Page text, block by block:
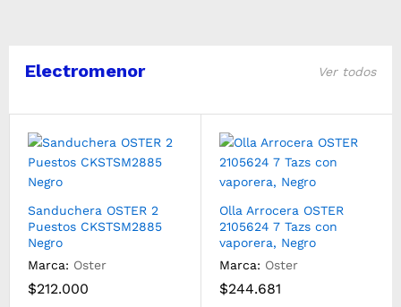
Electromenor Ver todos
Sanduchera OSTER 2
Puestos CKSTSM2885
Negro
Marca: Oster
$212.000
Olla Arrocera OSTER
2105624 7 Tazs con
vaporera, Negro
Marca: Oster
$244.681